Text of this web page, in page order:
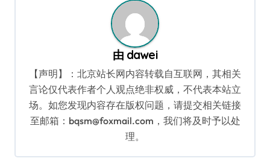
由 dawei
【声明】：北京站长网内容转载自互联网，其相关
言论仅代表作者个人观点绝非权威，不代表本站立
场。如您发现内容存在版权问题，请提交相关链接
至邮箱：bqsm@foxmail.com，我们将及时予以处
理。